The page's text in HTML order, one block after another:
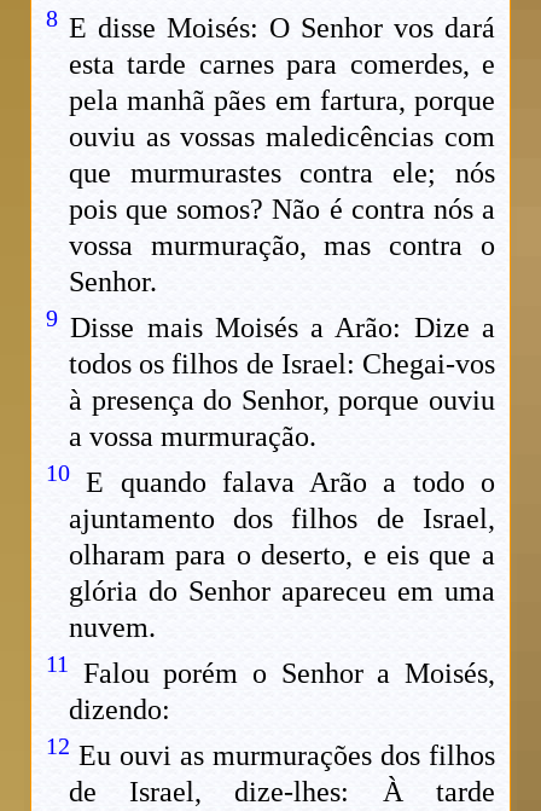
8 E disse Moisés: O Senhor vos dará
esta tarde carnes para comerdes, e
pela manhã pães em fartura, porque
ouviu as vossas maledicências com
que murmurastes contra ele; nós
pois que somos? Não é contra nós a
vossa murmuração, mas contra o
Senhor.
9 Disse mais Moisés a Arão: Dize a
todos os filhos de Israel: Chegai-vos
à presença do Senhor, porque ouviu
a vossa murmuração.
10
E quando falava Arão a todo o
ajuntamento dos filhos de Israel,
olharam para o deserto, e eis que a
glória do Senhor apareceu em uma
nuvem.
11
Falou porém o Senhor a Moisés,
dizendo:
12 Eu ouvi as murmurações dos filhos
de Israel, dize-lhes: À tarde